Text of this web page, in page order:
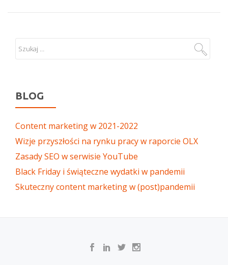
BLOG
Content marketing w 2021-2022
Wizje przyszłości na rynku pracy w raporcie OLX
Zasady SEO w serwisie YouTube
Black Friday i świąteczne wydatki w pandemii
Skuteczny content marketing w (post)pandemii